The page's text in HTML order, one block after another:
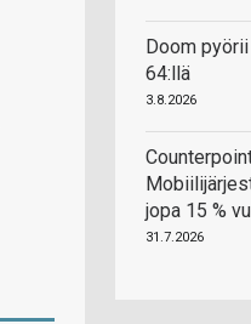
Doom
64:llä
3.8.2026
jopa 15 %
31.7.2026